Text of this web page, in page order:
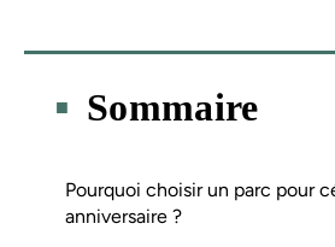
Sommaire
Pourquoi choisir un parc pour
anniversaire ?